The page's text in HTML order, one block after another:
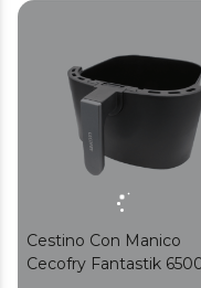
Cestino Con Manico
Cecofry Fantastik